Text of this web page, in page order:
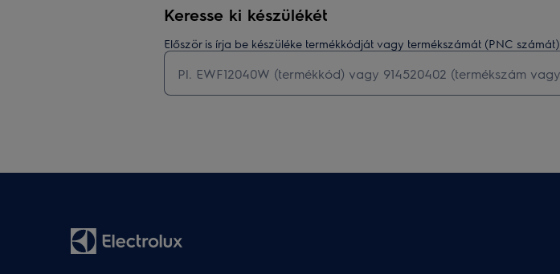
Keresse ki készülékét
Először is írja be készüléke termékkódját vagy termékszámát (PNC számát)